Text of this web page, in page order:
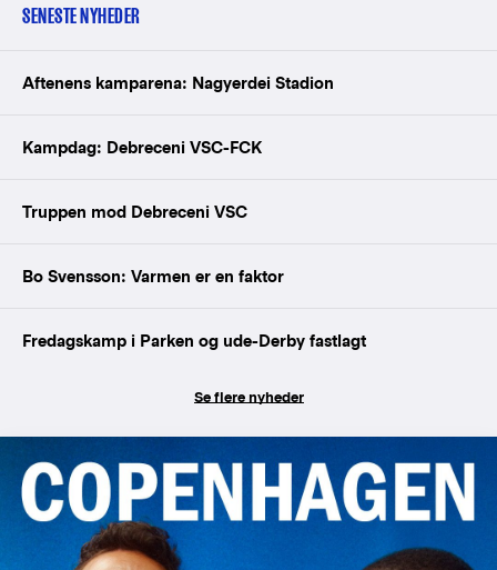
SENESTE NYHEDER
Aftenens kamparena: Nagyerdei Stadion
Kampdag: Debreceni VSC-FCK
Truppen mod Debreceni VSC
Bo Svensson: Varmen er en faktor
Fredagskamp i Parken og ude-Derby fastlagt
Se flere nyheder